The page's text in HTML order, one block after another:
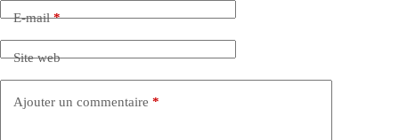
E-mail*
Site web
Ajouter un commentaire *